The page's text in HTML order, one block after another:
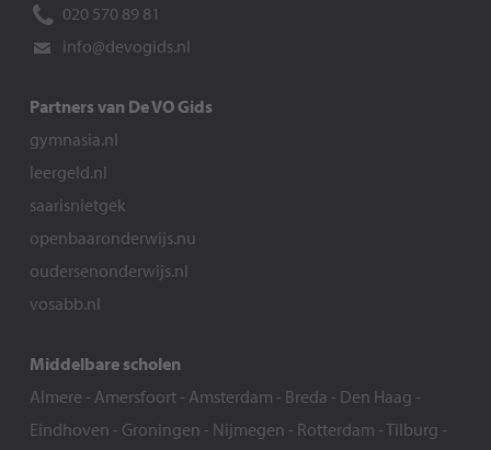
020 570 89 81
info@devogids.nl
Partners van De VO Gids
gymnasia.nl
leergeld.nl
saarisnietgek
openbaaronderwijs.nu
oudersenonderwijs.nl
vosabb.nl
Middelbare scholen
Almere - Amersfoort- Amsterdam - Breda - Den Haag -
Eindhoven - Groningen - Nijmegen - Rotterdam -Tilburg -